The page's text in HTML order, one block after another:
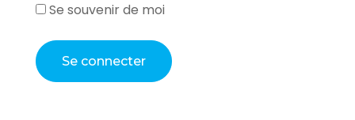
Se souvenir de moi